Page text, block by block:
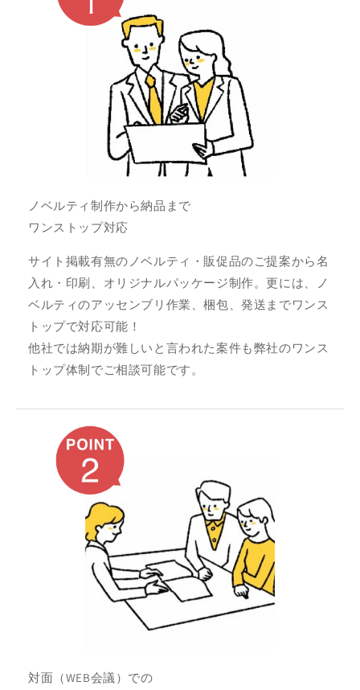
ノベルティ制作から納品まで
ワンストップ対応
サイト掲載有無のノベルティ・販促品のご提案から名
入れ・印刷、オリジナルパッケージ制作。更には、ノ
ベルティのアッセンブリ作業、梱包、発送までワンス
トップで対応可能！
他社では納期が難しいと言われた案件も弊社のワンス
トップ体制でご相談可能です。
対面（WEB会議）での